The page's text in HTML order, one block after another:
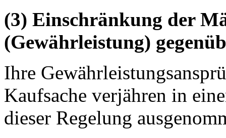
(3) Einschränkung der
(Gewährleistung)
Ihre
Kaufsache verjähren in
dieser Regelung